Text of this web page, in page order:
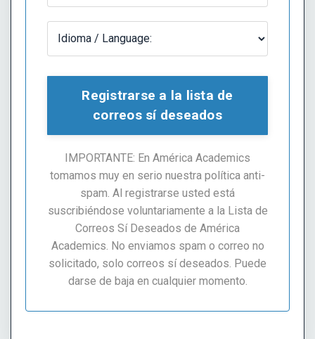
Registrarse a la lista de
correos sí deseados
IMPORTANTE: En América Academics
tomamos muy en serio nuestra política anti-
spam. Al registrarse usted está
suscribiéndose voluntariamente a la Lista de
Correos Sí Deseados de América
Academics. No enviamos spam o correo no
solicitado, solo correos sí deseados. Puede
darse de baja en cualquier momento.